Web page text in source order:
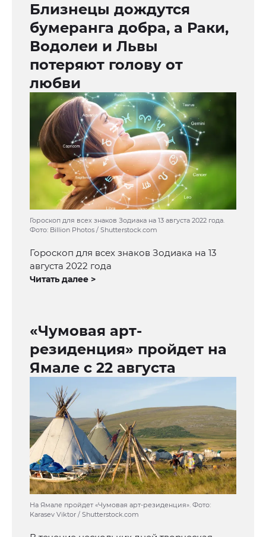
Близнецы дождутся
бумеранга добра, а Раки,
Водолеи и Львы
потеряют голову от
любви
Гороскоп для всех знаков Зодиака на 13 августа 2022 года.
Фото: Billion Photos / Shutterstock.com
Гороскоп для всех знаков Зодиака на 13
августа 2022 года
Читать далее >
«Чумовая арт-
резиденция» пройдет на
Ямале с 22 августа
На Ямале пройдет «Чумовая арт-резиденция». Фото:
Karasev Viktor / Shutterstock.com